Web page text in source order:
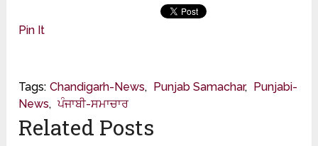
Pin It
Tags: Chandigarh-News, Punjab Samachar, Punjabi-
News, ਪੰਜਾਬੀ-ਸਮਾਚਾਰ
Related Posts